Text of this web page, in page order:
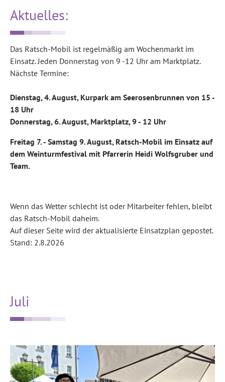
Aktuelles:
Das Ratsch-Mobil ist regelmäßig am Wochenmarkt im
Einsatz. Jeden Donnerstag von 9 -12 Uhr am Marktplatz.
Nächste Termine:
Dienstag, 4. August, Kurpark am Seerosenbrunnen von 15 -
18 Uhr
Donnerstag, 6. August, Marktplatz, 9 - 12 Uhr
Freitag 7. - Samstag 9. August, Ratsch-Mobil im Einsatz auf
dem Weinturmfestival mit Pfarrerin Heidi Wolfsgruber und
Team.
Wenn das Wetter schlecht ist oder Mitarbeiter fehlen, bleibt
das Ratsch-Mobil daheim.
Auf dieser Seite wird der aktualisierte Einsatzplan gepostet.
Stand: 2.8.2026
Juli